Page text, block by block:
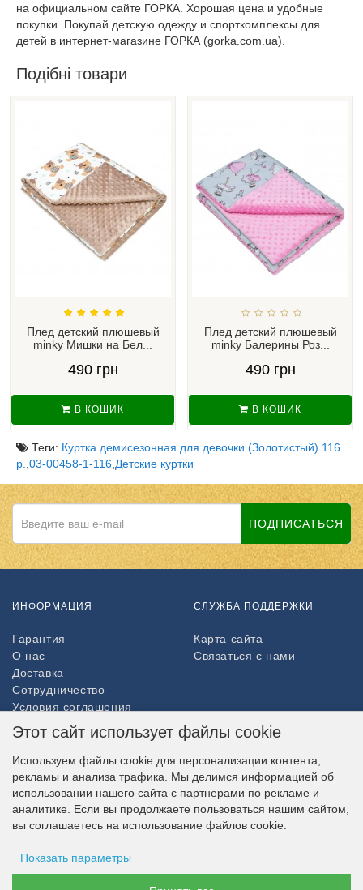
на официальном сайте ГОРКА. Хорошая цена и удобные
покупки. Покупай детскую одежду и спорткомплексы для
детей в интернет-магазине ГОРКА (gorka.com.ua).
Подібні товари
Плед детский плюшевый
minky Мишки на Бел...
490 грн
В КОШИК
Плед детский плюшевый
minky Балерины Роз...
490 грн
В КОШИК
Теги: Куртка демисезонная для девочки (Золотистый) 116
р. 03-00458-1-116 Детские куртки
ПОДПИСАТЬСЯ
ИНФОРМАЦИЯ
Гарантия
О нас
Доставка
Сотрудничество
Условия соглашения
Возврат товара
СЛУЖБА ПОДДЕРЖКИ
Карта сайта
Связаться с нами
Партнёры
НАШ МАГАЗИН В СОЦСЕТЯХ
Этот сайт использует файлы cookie
Используем файлы cookie для персонализации контента,
рекламы и анализа трафика. Мы делимся информацией об
использовании нашего сайта с партнерами по рекламе и
аналитике. Если вы продолжаете пользоваться нашим сайтом,
вы соглашаетесь на использование файлов cookie.
Показать параметры